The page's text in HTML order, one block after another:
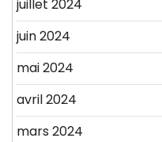
juillet 2024
juin 2024
mai 2024
avril 2024
mars 2024